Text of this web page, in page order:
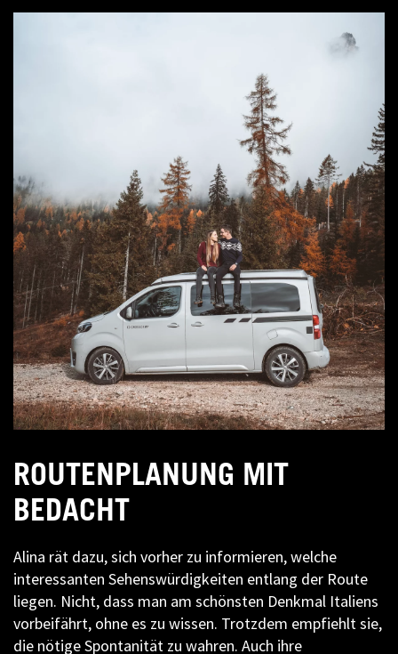
ROUTENPLANUNG MIT
BEDACHT
Alina rät dazu, sich vorher zu informieren, welche
interessanten Sehenswürdigkeiten entlang der Route
liegen. Nicht, dass man am schönsten Denkmal Italiens
vorbeifährt, ohne es zu wissen. Trotzdem empfiehlt sie,
die nötige Spontanität zu wahren. Auch ihre